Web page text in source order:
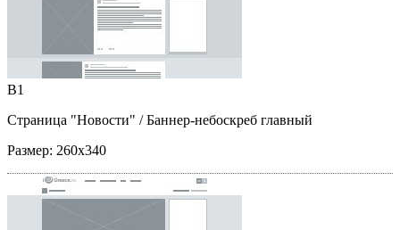
B1
Страница "Новости" / Баннер-небоскреб главный
Размер: 260x340